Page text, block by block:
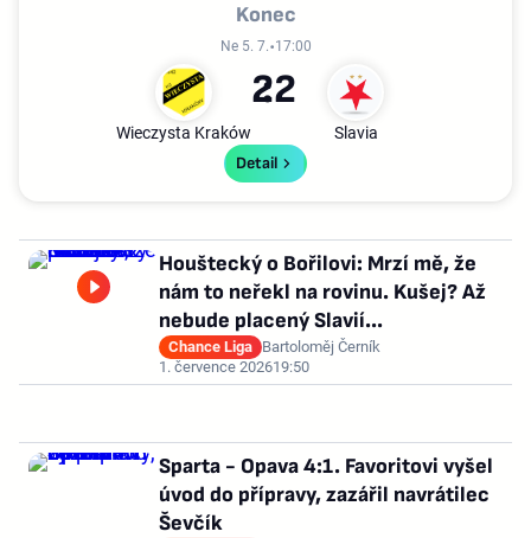
Konec
Ne 5. 7. 17:00
Wieczysta Kraków
2
Slavia
2
Detail
Houštecký o Bořilovi: Mrzí mě, že
nám to neřekl na rovinu. Kušej? Až
nebude placený Slavií...
Chance Liga Bartoloměj Černík
1. července 202619:50
Sparta - Opava 4:1. Favoritovi vyšel
úvod do přípravy, zazářil navrátilec
Ševčík